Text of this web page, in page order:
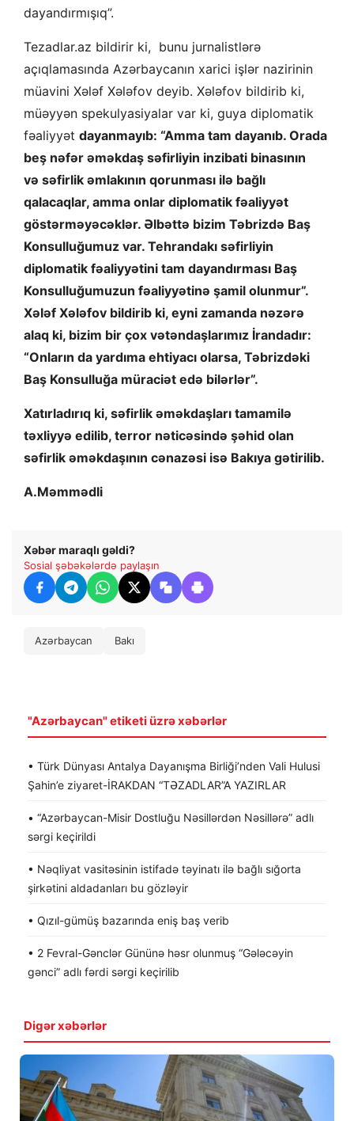
dayandırmışıq”.
Tezadlar.az bildirir ki, bunu jurnalistlərə
açıqlamasında Azərbaycanın xarici işlər nazirinin
müavini Xələf Xələfov deyib. Xələfov bildirib ki,
müəyyən spekulyasiyalar var ki, guya diplomatik
fəaliyyət dayanmayıb: “Amma tam dayanıb. Orada
beş nəfər əməkdaş səfirliyin inzibati binasının
və səfirlik əmlakının qorunması ilə bağlı
qalacaqlar, amma onlar diplomatik fəaliyyət
göstərməyəcəklər. Əlbəttə bizim Təbrizdə Baş
Konsulluğumuz var. Tehrandakı səfirliyin
diplomatik fəaliyyətini tam dayandırması Baş
Konsulluğumuzun fəaliyyətinə şamil olunmur”.
Xələf Xələfov bildirib ki, eyni zamanda nəzərə
alaq ki, bizim bir çox vətəndaşlarımız İrandadır:
“Onların da yardıma ehtiyacı olarsa, Təbrizdəki
Baş Konsulluğa müraciət edə bilərlər”.
Xatırladırıq ki, səfirlik əməkdaşları tamamilə
təxliyyə edilib, terror nəticəsində şəhid olan
səfirlik əməkdaşının cənazəsi isə Bakıya gətirilib.
A.Məmmədli
Xəbər maraqlı gəldi?
Sosial şəbəkələrdə paylaşın
Azərbaycan Bakı
"Azərbaycan" etiketi üzrə xəbərlər
• Türk Dünyası Antalya Dayanışma Birliği’nden Vali Hulusi
Şahin’e ziyaret-İRAKDAN “TƏZADLAR”A YAZIRLAR
• “Azərbaycan-Misir Dostluğu Nəsillərdən Nəsillərə” adlı
sərgi keçirildi
• Nəqliyat vasitəsinin istifadə təyinatı ilə bağlı sığorta
şirkətini aldadanları bu gözləyir
• Qızıl-gümüş bazarında eniş baş verib
• 2 Fevral-Gənclər Gününə həsr olunmuş “Gələcəyin
gənci” adlı fərdi sərgi keçirilib
Digər xəbərlər